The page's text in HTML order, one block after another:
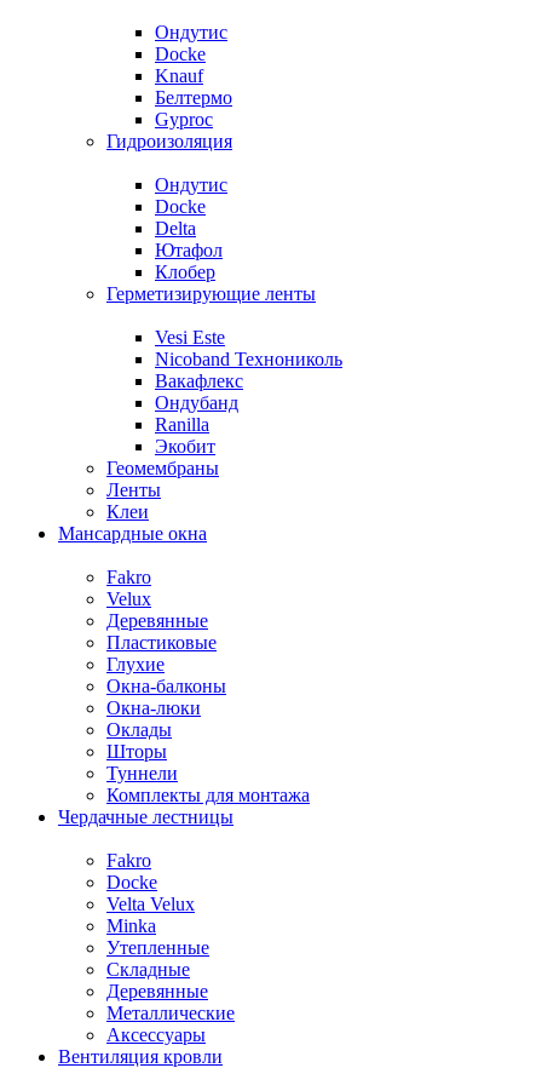
Ондутис
Docke
Knauf
Белтермо
Gyproc
Гидроизоляция
Ондутис
Docke
Delta
Ютафол
Клобер
Герметизирующие ленты
Vesi Este
Nicoband Технониколь
Вакафлекс
Ондубанд
Ranilla
Экобит
Геомембраны
Ленты
Клеи
Мансардные окна
Fakro
Velux
Деревянные
Пластиковые
Глухие
Окна-балконы
Окна-люки
Оклады
Шторы
Туннели
Комплекты для монтажа
Чердачные лестницы
Fakro
Docke
Velta Velux
Minka
Утепленные
Складные
Деревянные
Металлические
Аксессуары
Вентиляция кровли